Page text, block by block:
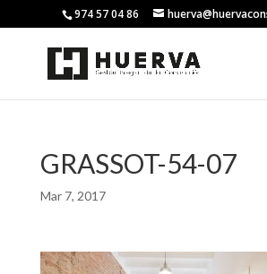
974 57 04 86
GRASSOT-54-07
Mar 7, 2017